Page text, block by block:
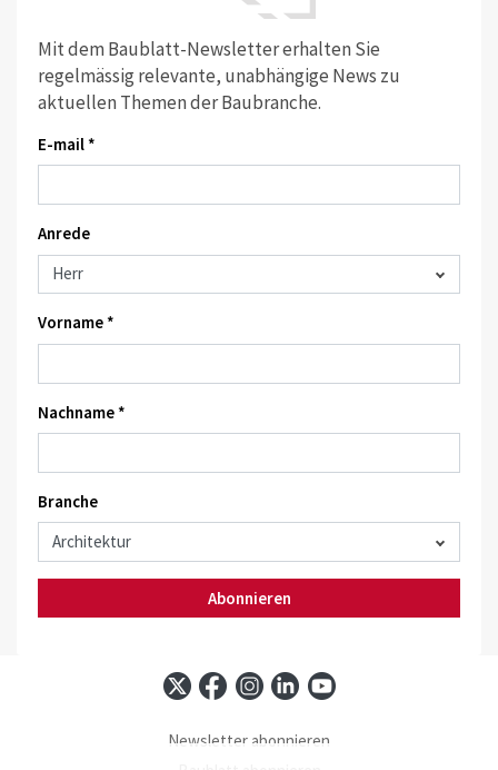
Mit dem Baublatt-Newsletter erhalten Sie
regelmässig relevante, unabhängige News zu
aktuellen Themen der Baubranche.
E-mail *
Anrede
Vorname *
Nachname *
Branche
Abonnieren
Newsletter abonnieren